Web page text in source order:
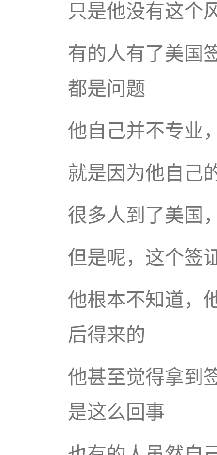
只是他没有这个
有的人有了美国
都是问题
他自己并不专业
就是因为他自己
很多人到了美国
但是呢，这个签
他根本不知道，
后得来的
他甚至觉得拿到
是这么回事